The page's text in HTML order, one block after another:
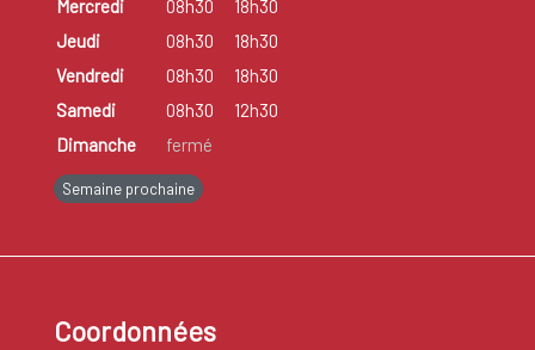
Mercredi
08h30
18h30
Jeudi
08h30
18h30
Vendredi
08h30
18h30
Samedi
08h30
12h30
Dimanche
fermé
Semaine prochaine
Coordonnées